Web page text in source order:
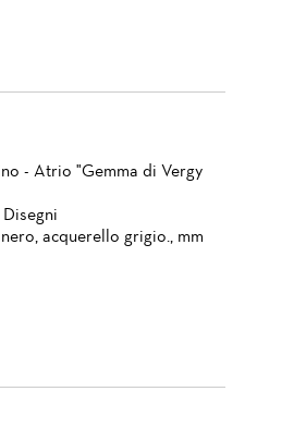
- Atrio "Gemma di Vergy
acquerello grigio., mm